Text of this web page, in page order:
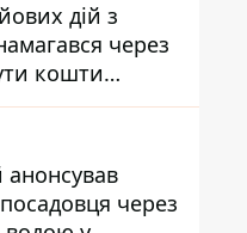
дій з
через
кошти
в
яким було
через